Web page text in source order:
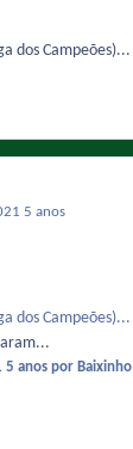
dos Campeões)...
5 anos
dos Campeões)...
5 anos por Baixinho